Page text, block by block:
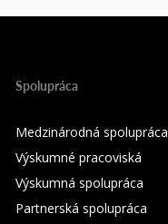
Spolupráca
Medzinárodná spolupráca
Výskumné pracoviská
Výskumná spolupráca
Partnerská spolupráca